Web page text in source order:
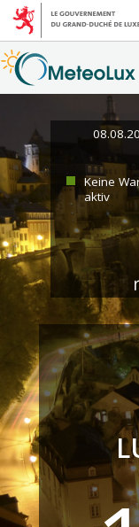
Keine
aktiv